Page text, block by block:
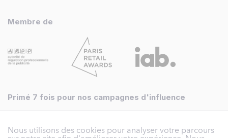
Membre de
Primé 7 fois pour nos campagnes d'influence
Nous utilisons des cookies pour analyser votre parcours